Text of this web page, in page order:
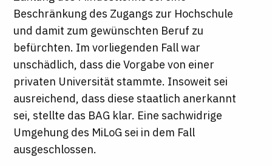
Beschränkung des Zugangs zur Hochschule
und damit zum gewünschten Beruf zu
befürchten. Im vorliegenden Fall war
unschädlich, dass die Vorgabe von einer
privaten Universität stammte. Insoweit sei
ausreichend, dass diese staatlich anerkannt
sei, stellte das BAG klar. Eine sachwidrige
Umgehung des MiLoG sei in dem Fall
ausgeschlossen.